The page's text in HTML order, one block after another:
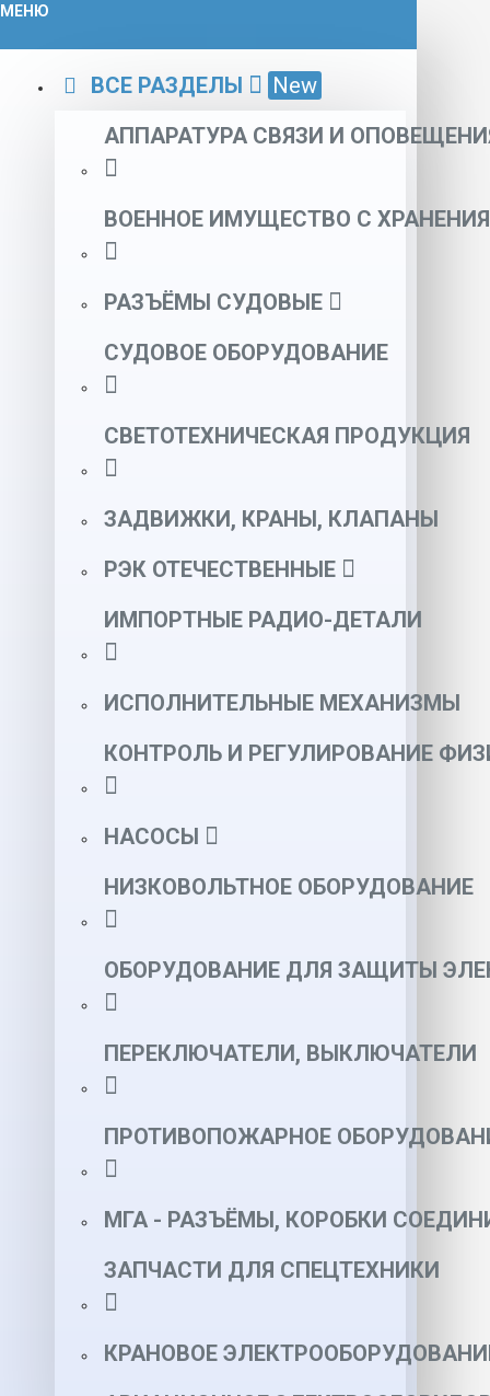
МЕНЮ
ВСЕ РАЗДЕЛЫ
New
АППАРАТУРА СВЯЗИ И
ВОЕННОЕ ИМУЩЕСТВО С ХРАНЕНИЯ
РАЗЪЁМЫ СУДОВЫЕ
СУДОВОЕ ОБОРУДОВАНИЕ
СВЕТОТЕХНИЧЕСКАЯ ПРОДУКЦИЯ
ЗАДВИЖКИ, КРАНЫ, КЛАПАНЫ
РЭК ОТЕЧЕСТВЕННЫЕ
ИМПОРТНЫЕ РАДИО-ДЕТАЛИ
ИСПОЛНИТЕЛЬНЫЕ МЕХАНИЗМЫ
КОНТРОЛЬ И РЕГУЛИРОВАНИЕ
НАСОСЫ
НИЗКОВОЛЬТНОЕ ОБОРУДОВАНИЕ
ОБОРУДОВАНИЕ ДЛЯ ЗАЩИТЫ
ПЕРЕКЛЮЧАТЕЛИ, ВЫКЛЮЧАТЕЛИ
ПРОТИВОПОЖАРНОЕ
МГА - РАЗЪЁМЫ, КОРОБКИ
ЗАПЧАСТИ ДЛЯ СПЕЦТЕХНИКИ
КРАНОВОЕ